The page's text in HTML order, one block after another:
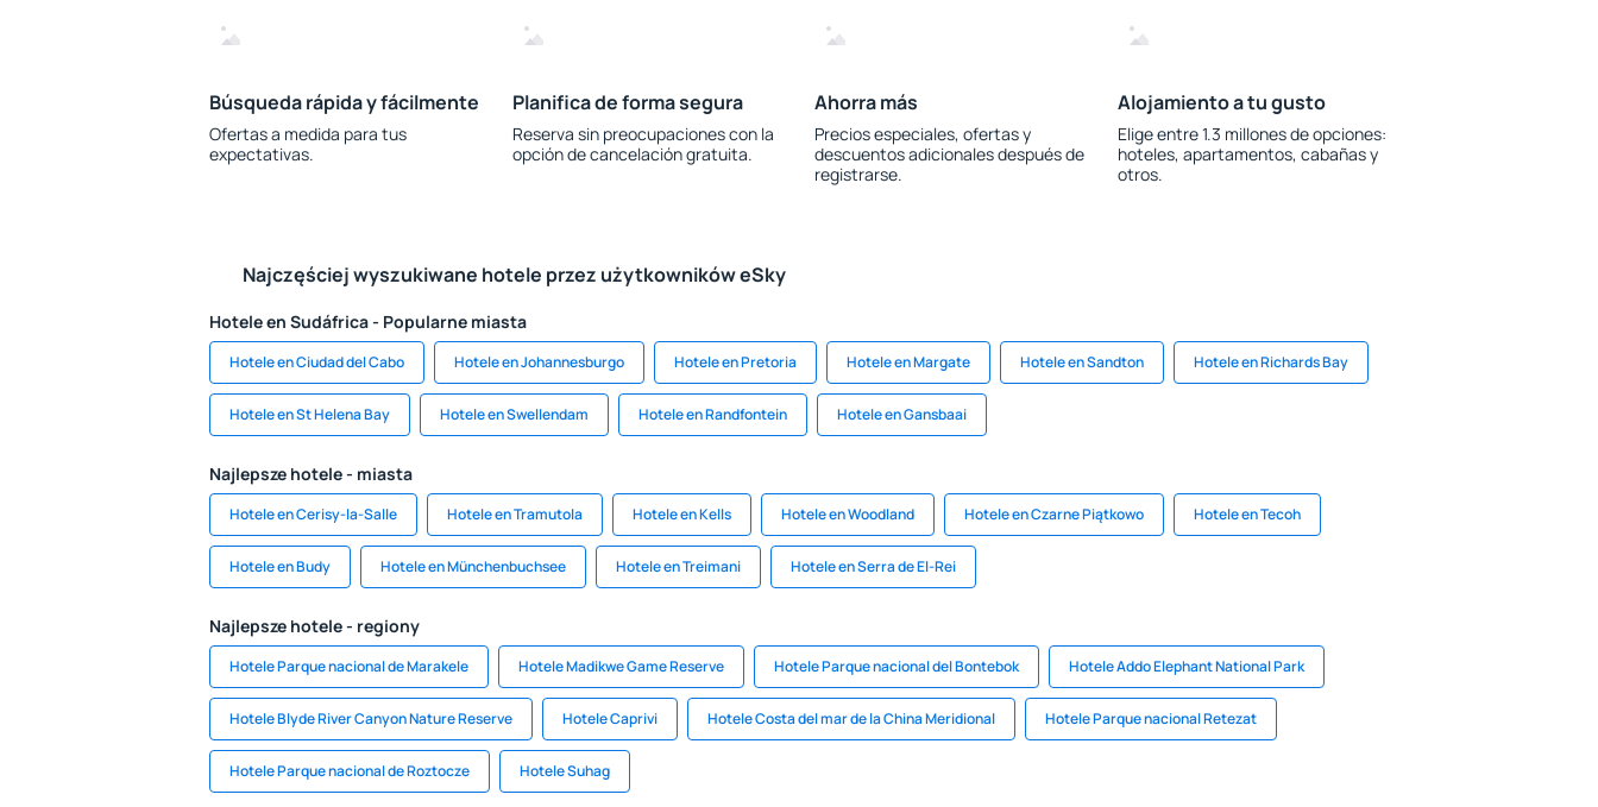
Búsqueda rápida y fácilmente
Ofertas a medida para tus
expectativas.
Planifica de forma segura
Reserva sin preocupaciones con la
opción de cancelación gratuita.
Ahorra más
Precios especiales, ofertas y
descuentos adicionales después de
registrarse.
Alojamiento a tu gusto
Elige entre 1.3 millones de opciones:
hoteles, apartamentos, cabañas y
otros.
Najczęściej wyszukiwane hotele przez użytkowników eSky
Hotele en Sudáfrica - Popularne miasta
Hotele en Ciudad del Cabo Hotele en Johannesburgo Hotele en Pretoria Hotele en Margate Hotele en Sandton Hotele en Richards Bay
Hotele en St Helena Bay Hotele en Swellendam Hotele en Randfontein Hotele en Gansbaai
Najlepsze hotele - miasta
Hotele en Cerisy-la-Salle Hotele en Tramutola Hotele en Kells Hotele en Woodland Hotele en Czarne Piątkowo Hotele en Tecoh
Hotele en Budy Hotele en Münchenbuchsee Hotele en Treimani Hotele en Serra de El-Rei
Najlepsze hotele - regiony
Hotele Parque nacional de Marakele Hotele Madikwe Game Reserve Hotele Parque nacional del Bontebok Hotele Addo Elephant National Park
Hotele Blyde River Canyon Nature Reserve Hotele Caprivi Hotele Costa del mar de la China Meridional Hotele Parque nacional Retezat
Hotele Parque nacional de Roztocze Hotele Suhag